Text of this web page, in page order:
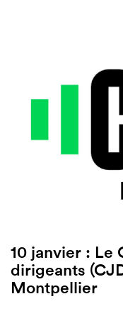
10 janvier : Le
dirigeants
Montpellier